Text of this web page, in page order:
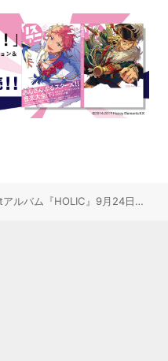
立花日菜、1stアルバム『HOLIC』9月24日発売決定＆立花日菜1st LIVEが2025年12月28日 になかのZERO大ホールで開催決定！